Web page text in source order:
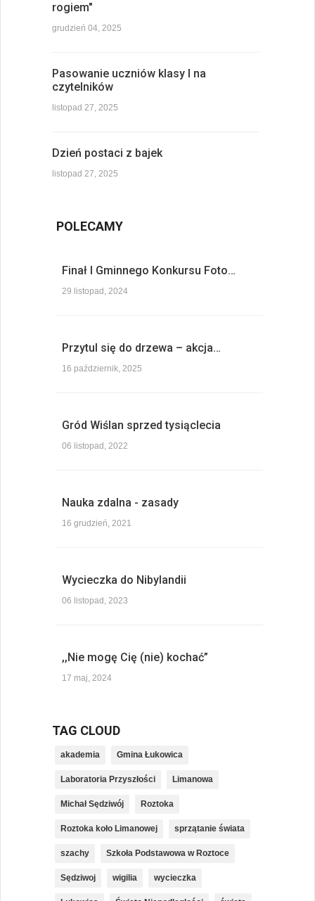
rogiem"
grudzień 04, 2025
Pasowanie uczniów klasy I na
czytelników
listopad 27, 2025
Dzień postaci z bajek
listopad 27, 2025
POLECAMY
Finał I Gminnego Konkursu Foto…
29 listopad, 2024
Przytul się do drzewa – akcja…
16 październik, 2025
Gród Wiślan sprzed tysiąclecia
06 listopad, 2022
Nauka zdalna - zasady
16 grudzień, 2021
Wycieczka do Nibylandii
06 listopad, 2023
,,Nie mogę Cię (nie) kochać”
17 maj, 2024
TAG CLOUD
akademia Gmina Łukowica
Laboratoria Przyszłości Limanowa
Michał Sędziwój Roztoka
Roztoka koło Limanowej sprzątanie świata
szachy Szkoła Podstawowa w Roztoce
Sędziwoj wigilia wycieczka